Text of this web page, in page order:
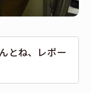
とね、レポー